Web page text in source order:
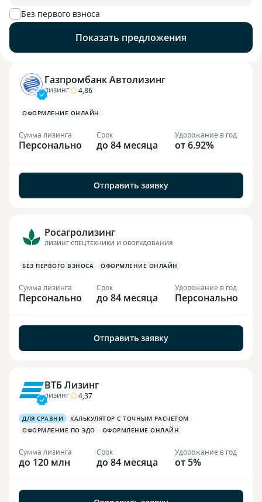
Без первого взноса
Показать предложения
Газпромбанк Автолизинг
ЛИЗИНГ 4,86
ОФОРМЛЕНИЕ ОНЛАЙН
Сумма лизинга
Персонально
Срок
до 84 месяца
Удорожание в год
от 6.92%
Отправить заявку
Росагролизинг
ЛИЗИНГ СПЕЦТЕХНИКИ И ОБОРУДОВАНИЯ
БЕЗ ПЕРВОГО ВЗНОСА ОФОРМЛЕНИЕ ОНЛАЙН
Сумма лизинга
Персонально
Срок
до 84 месяца
Удорожание в год
Персонально
Отправить заявку
ВТБ Лизинг
ЛИЗИНГ 4,37
ДЛЯ СРАВНИ
КАЛЬКУЛЯТОР С ТОЧНЫМ РАСЧЕТОМ
ОФОРМЛЕНИЕ ПО ЭДО
ОФОРМЛЕНИЕ ОНЛАЙН
Сумма лизинга
до 120 млн
Срок
до 84 месяца
Удорожание в год
от 5%